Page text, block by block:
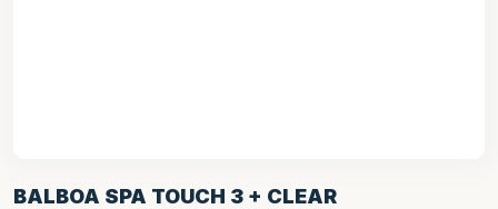
BALBOA SPA TOUCH 3 + CLEAR